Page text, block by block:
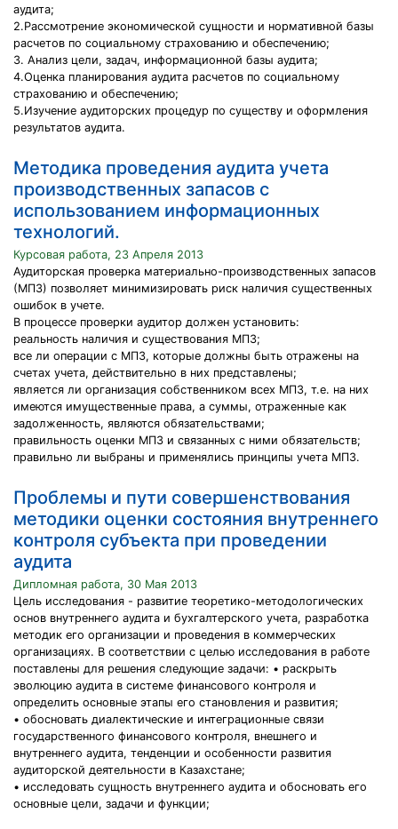
аудита;
2.Рассмотрение экономической сущности и нормативной базы
расчетов по социальному страхованию и обеспечению;
3. Анализ цели, задач, информационной базы аудита;
4.Оценка планирования аудита расчетов по социальному
страхованию и обеспечению;
5.Изучение аудиторских процедур по существу и оформления
результатов аудита.
Методика проведения аудита учета
производственных запасов с
использованием информационных
технологий.
Курсовая работа, 23 Апреля 2013
Аудиторская проверка материально-производственных запасов
(МПЗ) позволяет минимизировать риск наличия существенных
ошибок в учете.
В процессе проверки аудитор должен установить:
реальность наличия и существования МПЗ;
все ли операции с МПЗ, которые должны быть отражены на
счетах учета, действительно в них представлены;
является ли организация собственником всех МПЗ, т.е. на них
имеются имущественные права, а суммы, отраженные как
задолженность, являются обязательствами;
правильность оценки МПЗ и связанных с ними обязательств;
правильно ли выбраны и применялись принципы учета МПЗ.
Проблемы и пути совершенствования
методики оценки состояния внутреннего
контроля субъекта при проведении
аудита
Дипломная работа, 30 Мая 2013
Цель исследования - развитие теоретико-методологических
основ внутреннего аудита и бухгалтерского учета, разработка
методик его организации и проведения в коммерческих
организациях. В соответствии с целью исследования в работе
поставлены для решения следующие задачи: • раскрыть
эволюцию аудита в системе финансового контроля и
определить основные этапы его становления и развития;
• обосновать диалектические и интеграционные связи
государственного финансового контроля, внешнего и
внутреннего аудита, тенденции и особенности развития
аудиторской деятельности в Казахстане;
• исследовать сущность внутреннего аудита и обосновать его
основные цели, задачи и функции;